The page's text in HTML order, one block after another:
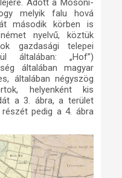
Adott a Mosoni-
melyik falu hová
második körben is
nyelvű, köztük
gazdasági telepei
általában: „Hof”)
általában magyar
általában négyszög
helyenként kis
a 3. ábra, a terület
pedig a 4. ábra